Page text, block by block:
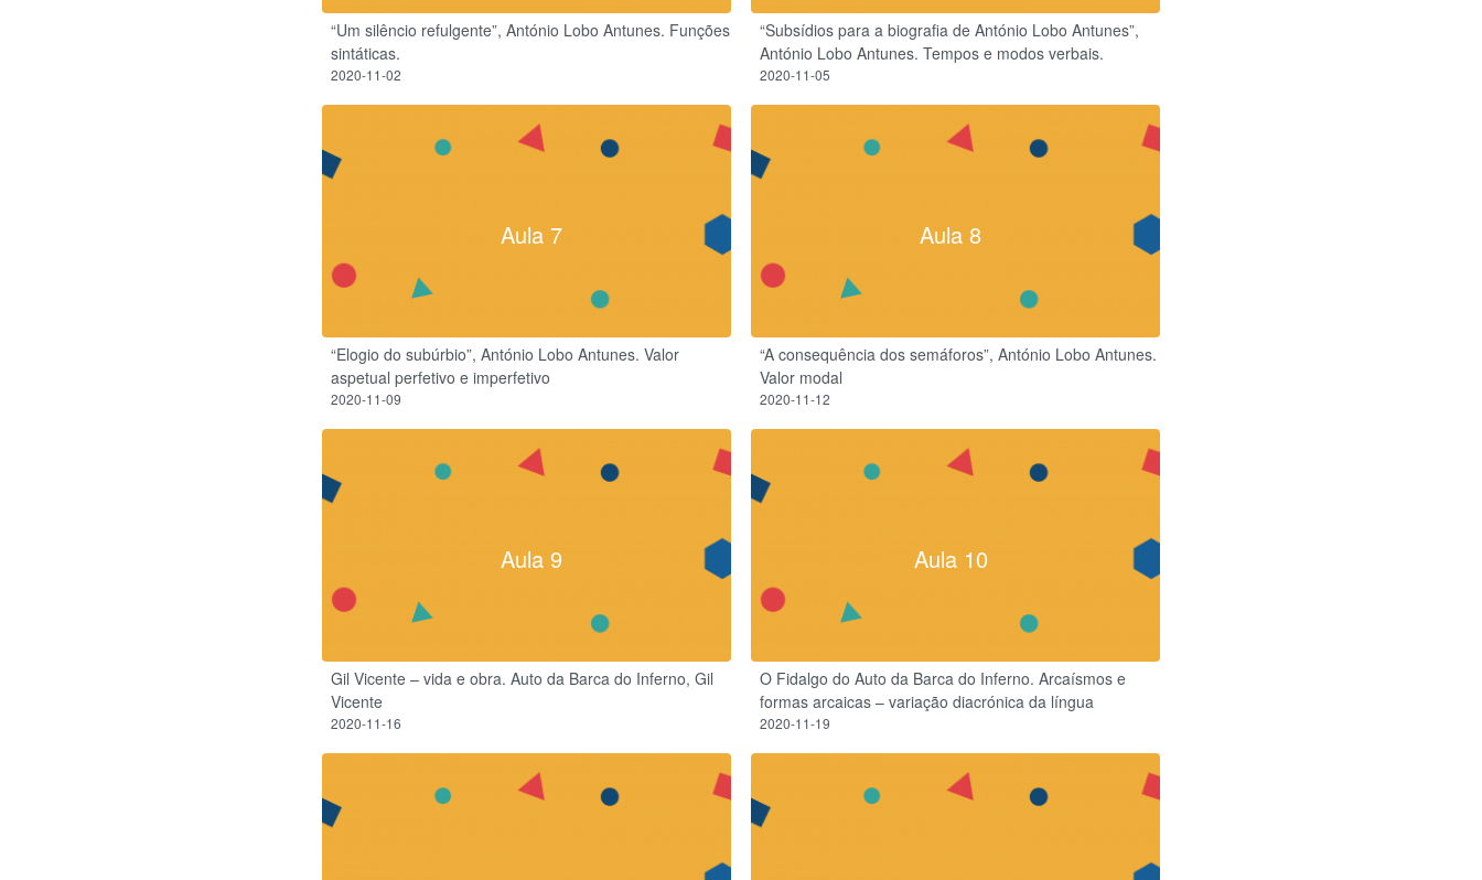
“Um silêncio refulgente”, António Lobo Antunes. Funções
sintáticas.
2020-11-02
“Subsídios para a biografia de António Lobo Antunes”,
António Lobo Antunes. Tempos e modos verbais.
2020-11-05
Aula 7
“Elogio do subúrbio”, António Lobo Antunes. Valor
aspetual perfetivo e imperfetivo
2020-11-09
Aula 8
“A consequência dos semáforos”, António Lobo Antunes.
Valor modal
2020-11-12
Aula 9
Gil Vicente – vida e obra. Auto da Barca do Inferno, Gil
Vicente
2020-11-16
Aula 10
O Fidalgo do Auto da Barca do Inferno. Arcaísmos e
formas arcaicas – variação diacrónica da língua
2020-11-19